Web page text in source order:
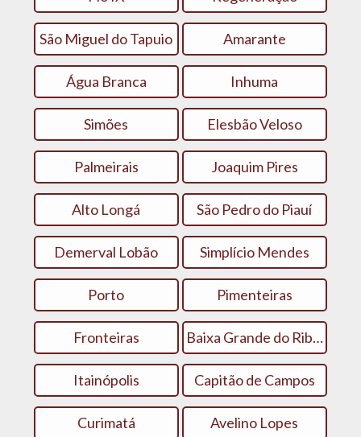
São Miguel do Tapuio Amarante
Água Branca Inhuma
Simões Elesbão Veloso
Palmeirais Joaquim Pires
Alto Longá São Pedro do Piauí
Demerval Lobão Simplício Mendes
Porto Pimenteiras
Fronteiras Baixa Grande do Ribeiro
Itainópolis Capitão de Campos
Curimatá Avelino Lopes